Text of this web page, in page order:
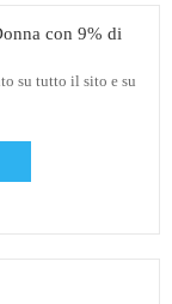
con 9% di
su tutto il sito e su